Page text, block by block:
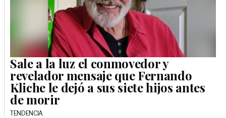
Sale a la luz el conmovedor y
revelador mensaje que Fernando
Kliche le dejó a sus siete hijos antes
de morir
TENDENCIA